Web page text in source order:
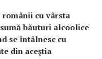
românii cu vârsta
băuturi alcoolice
se întâlnesc cu
din aceştia